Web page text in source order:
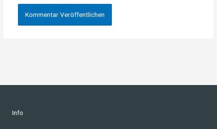
Info